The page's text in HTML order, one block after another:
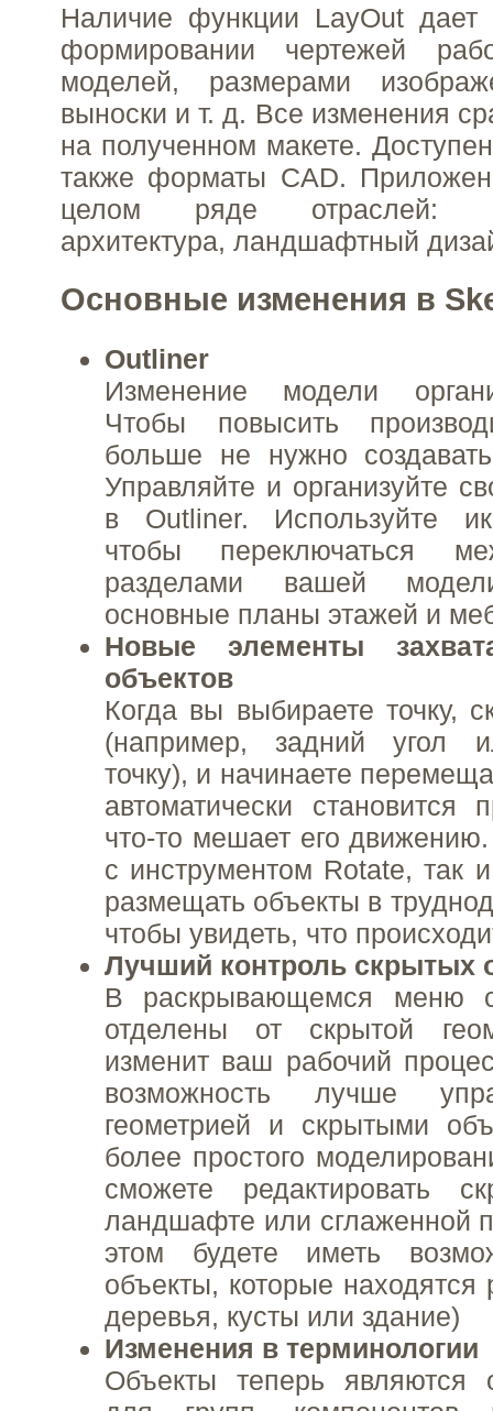
Наличие функции LayOut дает
формировании чертежей
моделей, размерами
выноски и т. д. Все изменения
на полученном макете.
также форматы CAD.
целом ряде отраслей:
архитектура, ландшафтный
Основные изменения в
Outliner
Изменение модели
Чтобы повысить
больше не нужно
Управляйте и организуйте
в Outliner. Используйте
чтобы переключаться
разделами вашей
основные планы этажей и
Новые элементы
объектов
Когда вы выбираете точку,
(например, задний угол
точку), и начинаете
автоматически становится
что-то мешает его
с инструментом Rotate, так
размещать объекты в
чтобы увидеть, что
Лучший контроль скрытых
В раскрывающемся меню
отделены от скрытой
изменит ваш рабочий
возможность лучше
геометрией и скрытыми
более простого
сможете редактировать
ландшафте или сглаженной
этом будете иметь
объекты, которые
деревья, кусты или здание)
Изменения в терминологии
Объекты теперь являются